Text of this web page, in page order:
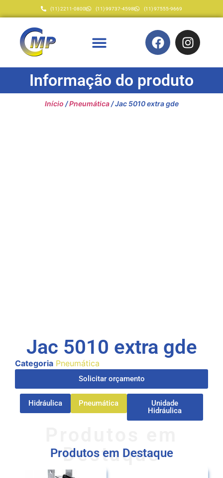
(11) 2211-0800 (11) 99737-4598 (11) 97555-9669
Informação do produto
Início /Pneumática/ Jac 5010 extra gde
Jac 5010 extra gde
Categoria Pneumática
Solicitar orçamento
Hidráulica Pneumática
Unidade
Hidráulica
Destaque
Produtos em Destaque